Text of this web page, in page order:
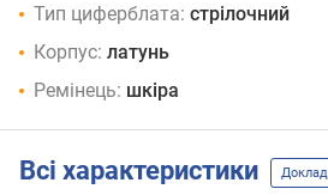
Тип циферблата: стрілочний
Корпус: латунь
Ремінець: шкіра
Всі характеристики